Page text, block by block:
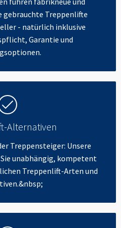
gebrauchte Treppenlifte
- natürlich inklusive
Garantie und
Alternativen
Treppensteiger: Unsere
unabhängig, kompetent
Treppenlift-Arten und